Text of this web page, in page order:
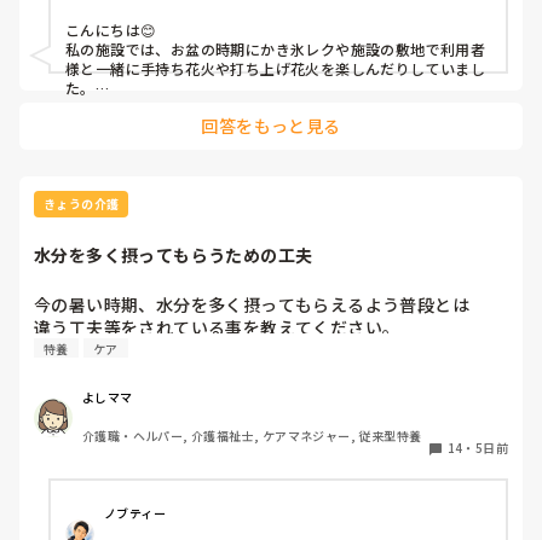
こんにちは😊
私の施設では、お盆の時期にかき氷レクや施設の敷地で利用者
様と一緒に手持ち花火や打ち上げ花火を楽しんだりしていまし
た。
利用者様にとっても良い経験にもなりますね！
回答をもっと見る
きょうの介護
水分を多く摂ってもらうための工夫
今の暑い時期、水分を多く摂ってもらえるよう普段とは
違う工夫等をされている事を教えてください。
特養 ケア
よしママ
介護職・ヘルパー, 介護福祉士, ケアマネジャー, 従来型特養
14 ・ 5日前
ノブティー